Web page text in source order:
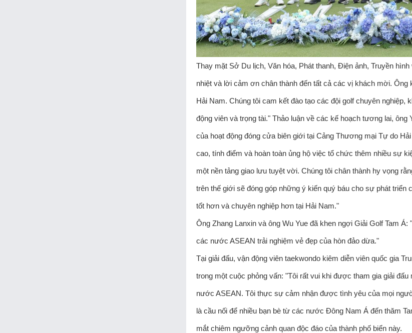
Thay mặt Sở Du lịch, Văn hóa, Phát thanh, Điện ảnh, Truyền
nhiệt và lời cảm ơn chân thành đến tất cả các vị khách mời. Ông
Hải Nam. Chúng tôi cam kết đào tạo các đội golf chuyên
động viên và trọng tài." Thảo luận về các kế hoạch tương lai,
của hoạt động đóng cửa biên giới tại Cảng Thương mại Tự do
cao, tính điểm và hoàn toàn ủng hộ việc tổ chức thêm nhiều sự
một nền tảng giao lưu tuyệt vời. Chúng tôi chân thành hy vọng
trên thế giới sẽ đóng góp những ý kiến ​​quý báu cho sự phát
tốt hơn và chuyên nghiệp hơn tại Hải Nam."
Ông Zhang Lanxin và ông Wu Yue đã khen ngợi Giải Golf Tam
các nước ASEAN trải nghiệm vẻ đẹp của hòn đảo dừa."
Tại giải đấu, vận động viên taekwondo kiêm diễn viên quốc gia
trong một cuộc phỏng vấn: "Tôi rất vui khi được tham gia giải
nước ASEAN. Tôi thực sự cảm nhận được tình yêu của mọi
là cầu nối để nhiều bạn bè từ các nước Đông Nam Á đến thăm
mắt chiêm ngưỡng cảnh quan độc đáo của thành phố biển này.